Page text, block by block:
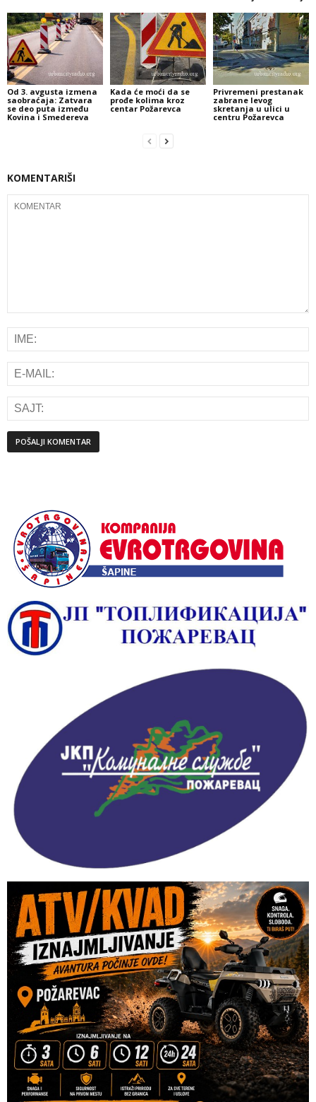
Od 3. avgusta izmena
saobraćaja: Zatvara
se deo puta između
Kovina i Smedereva
Kada će moći da se
prođe kolima kroz
centar Požarevca
Privremeni prestanak
zabrane levog
skretanja u ulici u
centru Požarevca
KOMENTARIŠI